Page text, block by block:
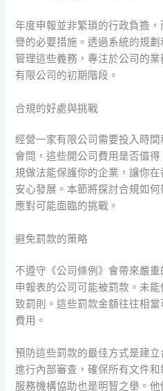
年度申報並非繁瑣的行政負擔
譽的必要措施。透過系統的規
管理這些義務，專注於公司的
有限公司的初期階段。
合規的好處與挑戰
經營一家有限公司需要投入時
會問，這些開公司費用是否值
規做法能保護你的企業，讓你
安心發展。本節將探討合規如
應對可能面臨的挑戰。
避免罰款的策略
不遵守《公司條例》會帶來嚴
申報表的公司可能被罰款。未
致罰則。這些罰款金額往往相
費用。
預防這些罰款的最佳方式是建
進行內部審查，確保所有文件
服務機構協助也是明智之舉。